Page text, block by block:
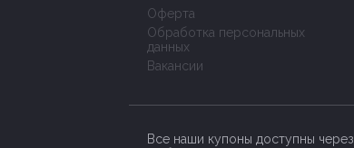
Оферта
Обработка персональных
данных
Вакансии
Все наши купоны доступны через